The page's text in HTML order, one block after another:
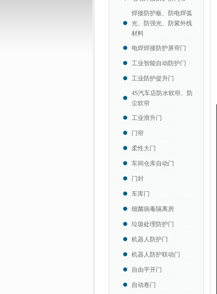
焊接防护板、防电焊弧
光、防强光、防紫外线
材料
电焊焊接防护屏帘门
工业智能自动防护门
工业防护提升门
4S汽车店防水软帘、防
尘软帘
工业滑升门
门帘
柔性大门
车间仓库自动门
门封
车库门
细菌病毒隔离房
垃圾处理防护门
机器人防护门
机器人防护联动门
自由平开门
自动卷门